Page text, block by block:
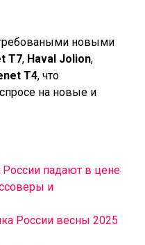
новыми
T7, Haval Jolion,
T4, что
на новые и
падают в цене
и
России весны 2025